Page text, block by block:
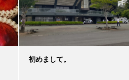
初めまして。